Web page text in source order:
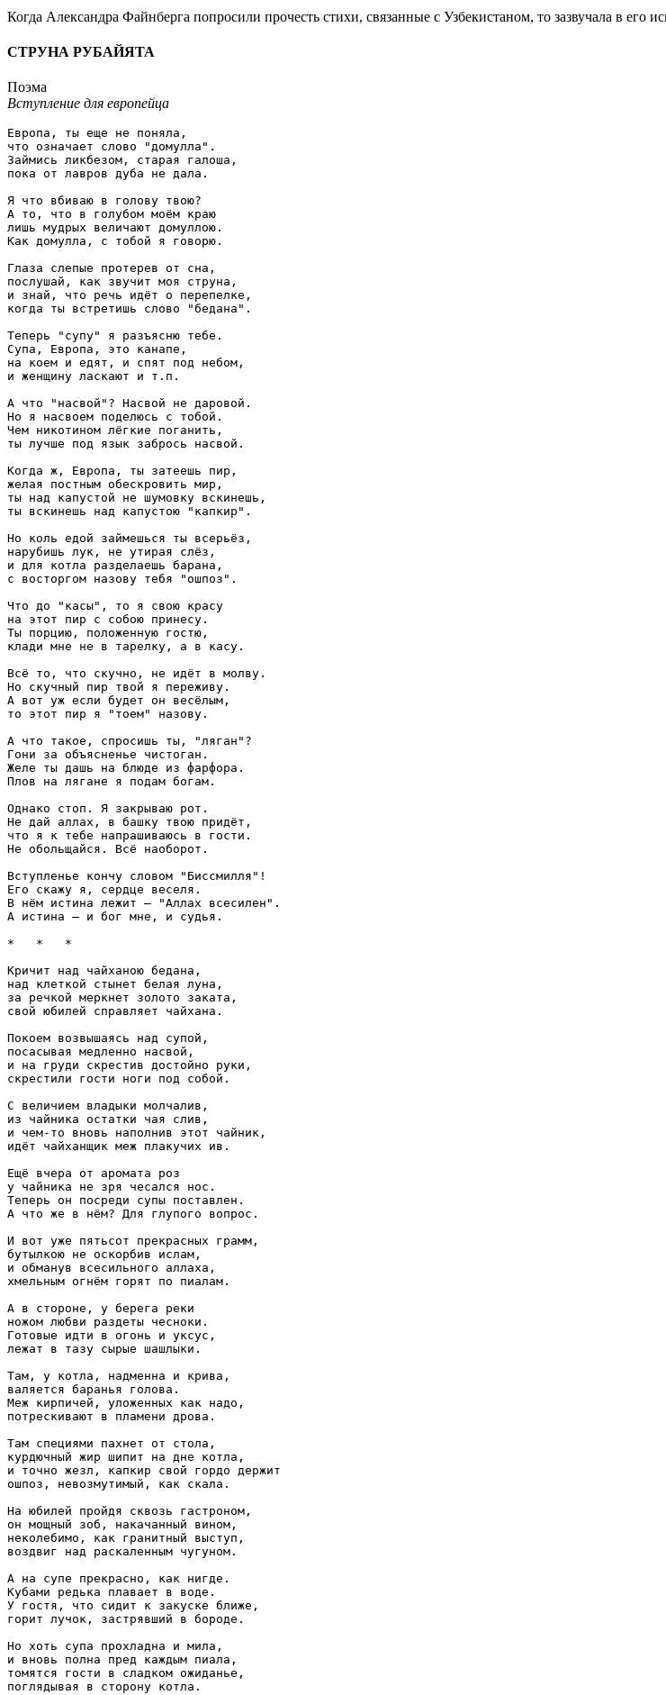
Когда Александра Файнберга попросили прочесть стихи, связанные с Узбекистаном, то зазвучала в
СТРУНА РУБАЙЯТА
Поэма
Вступление для европейца
Европа, ты еще не поняла,
что означает слово "домулла".
Займись ликбезом, старая галоша,
пока от лавров дуба не дала.
Я что вбиваю в голову твою?
А то, что в голубом моём краю
лишь мудрых величают домуллою.
Как домулла, с тобой я говорю.
Глаза слепые протерев от сна,
послушай, как звучит моя струна,
и знай, что речь идёт о перепелке,
когда ты встретишь слово "бедана".
Теперь "супу" я разъясню тебе.
Супа, Европа, это канапе,
на коем и едят, и спят под небом,
и женщину ласкают и т.п.
А что "насвой"? Насвой не даровой.
Но я насвоем поделюсь с тобой.
Чем никотином лёгкие поганить,
ты лучше под язык забрось насвой.
Когда ж, Европа, ты затеешь пир,
желая постным обескровить мир,
ты над капустой не шумовку вскинешь,
ты вскинешь над капустою "капкир".
Но коль едой займешься ты всерьёз,
нарубишь лук, не утирая слёз,
и для котла разделаешь барана,
с восторгом назову тебя "ошпоз".
Что до "касы", то я свою красу
на этот пир с собою принесу.
Ты порцию, положенную гостю,
клади мне не в тарелку, а в касу.
Всё то, что скучно, не идёт в молву.
Но скучный пир твой я переживу.
А вот уж если будет он весёлым,
то этот пир я "тоем" назову.
А что такое, спросишь ты, "ляган"?
Гони за объясненье чистоган.
Желе ты дашь на блюде из фарфора.
Плов на лягане я подам богам.
Однако стоп. Я закрываю рот.
Не дай аллах, в башку твою придёт,
что я к тебе напрашиваюсь в гости.
Не обольщайся. Всё наоборот.
Вступленье кончу словом "Биссмилля"!
Его скажу я, сердце веселя.
В нём истина лежит — "Аллах всесилен".
А истина — и бог мне, и судья.
*   *   *
Кричит над чайханою бедана,
над клеткой стынет белая луна,
за речкой меркнет золото заката,
свой юбилей справляет чайхана.
Покоем возвышаясь над супой,
посасывая медленно насвой,
и на груди скрестив достойно руки,
скрестили гости ноги под собой.
С величием владыки молчалив,
из чайника остатки чая слив,
и чем-то вновь наполнив этот чайник,
идёт чайханщик меж плакучих ив.
Ещё вчера от аромата роз
у чайника не зря чесался нос.
Теперь он посреди супы поставлен.
А что же в нём? Для глупого вопрос.
И вот уже пятьсот прекрасных грамм,
бутылкою не оскорбив ислам,
и обманув всесильного аллаха,
хмельным огнём горят по пиалам.
А в стороне, у берега реки
ножом любви раздеты чесноки.
Готовые идти в огонь и уксус,
лежат в тазу сырые шашлыки.
Там, у котла, надменна и крива,
валяется баранья голова.
Меж кирпичей, уложенных как надо,
потрескивают в пламени дрова.
Там специями пахнет от стола,
курдючный жир шипит на дне котла,
и точно жезл, капкир свой гордо держит
ошпоз, невозмутимый, как скала.
На юбилей пройдя сквозь гастроном,
он мощный зоб, накачанный вином,
неколебимо, как гранитный выступ,
воздвиг над раскаленным чугуном.
А на супе прекрасно, как нигде.
Кубами редька плавает в воде.
У гостя, что сидит к закуске ближе,
горит лучок, застрявший в бороде.
Но хоть супа прохладна и мила,
и вновь полна пред каждым пиала,
томятся гости в сладком ожиданье,
поглядывая в сторону котла.